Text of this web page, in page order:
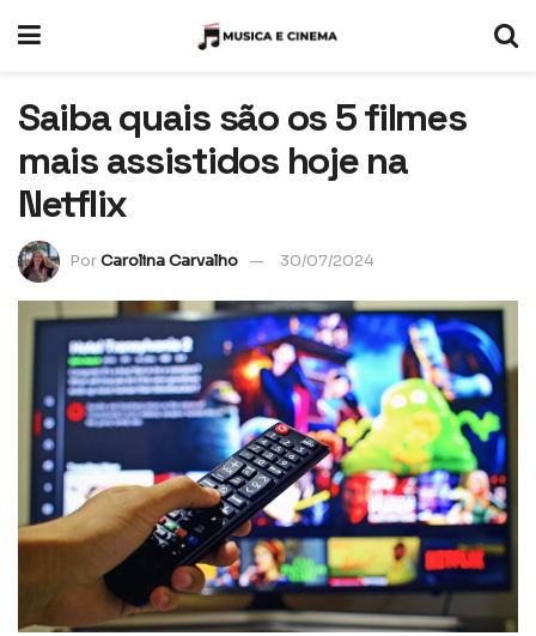
Saiba quais são os 5 filmes
mais assistidos hoje na
Netflix
PorCarolina Carvalho 30/07/2024